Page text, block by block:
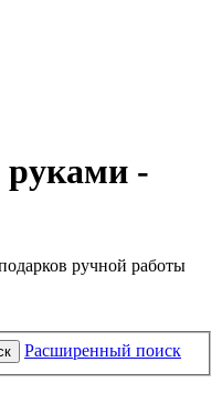
-
ручной работы
Расширенный поиск